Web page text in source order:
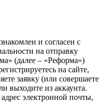
и согласен с
на отправку
(далее – «Реформа»)
на сайте,
заявку (или совершаете
выходите из аккаунта.
электронной почты,